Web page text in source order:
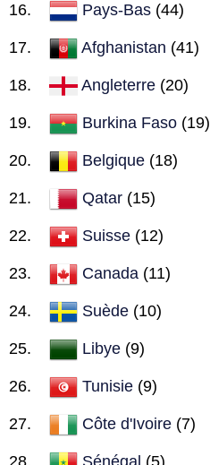
Pays-Bas (44)
Afghanistan (41)
Angleterre (20)
Burkina Faso (19)
Belgique (18)
Qatar (15)
Suisse (12)
Canada (11)
Suède (10)
Libye (9)
Tunisie (9)
Côte d'Ivoire (7)
Sénégal (5)